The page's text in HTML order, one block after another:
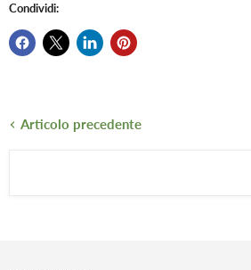
Condividi:
Articolo precedente